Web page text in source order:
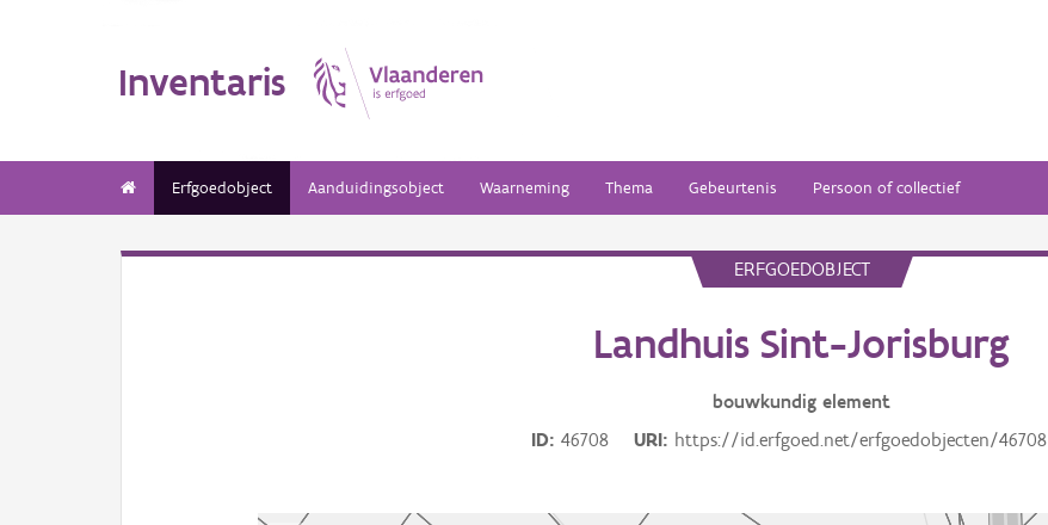
Inventaris
Erfgoedobject Aanduidingsobject Waarneming Thema Gebeurtenis Persoon of collectief
ERFGOEDOBJECT
Landhuis Sint-Jorisburg
bouwkundig element
ID
46708 URI https://id.erfgoed.net/erfgoedobjecten/46708